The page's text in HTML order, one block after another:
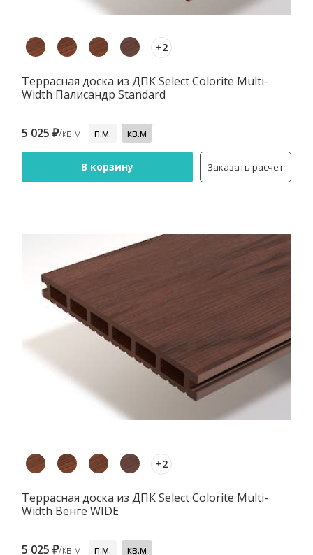
+2
Террасная доска из ДПК Select Colorite Multi-
Width Палисандр Standard
5 025 ₽/кв.м п.м. кв.м
В корзину Заказать расчет
+2
Террасная доска из ДПК Select Colorite Multi-
Width Венге WIDE
5 025 ₽/кв.м п.м. кв.м